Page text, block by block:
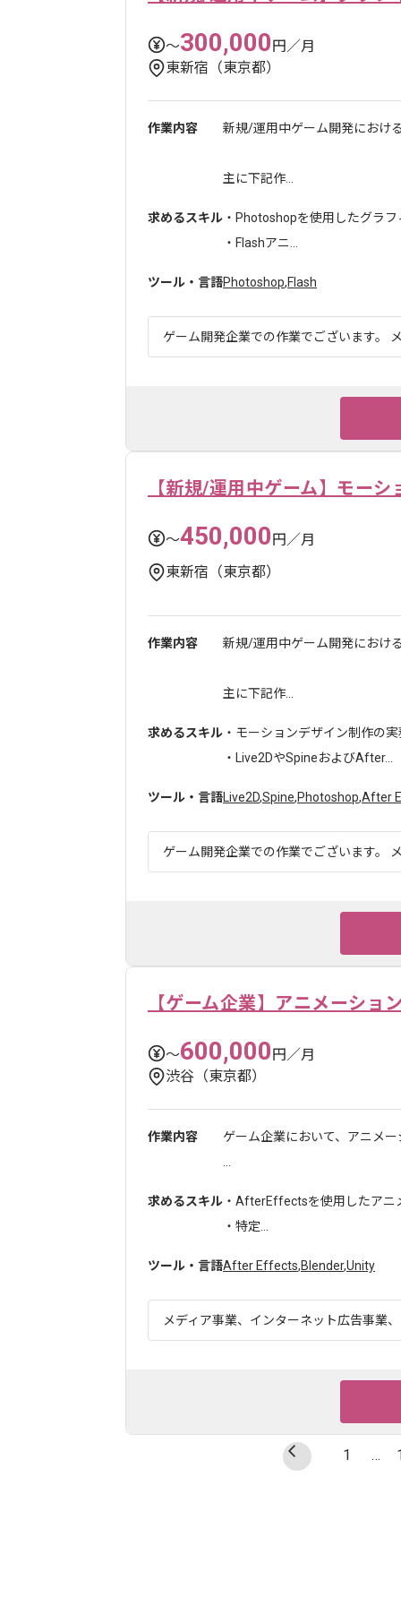
〜300,000円／月
東新宿（東京都）
作業内容 新規/運用中ゲーム開発におけ
主に下記作...
求めるスキル ・Photoshopを使用したグラ
・Flashアニ...
ツール・言語Photoshop,Flash
ゲーム開発企業での作業でございます。
【新規/運用中ゲーム】モーシ
〜450,000円／月
東新宿（東京都）
作業内容 新規/運用中ゲーム開発におけ
主に下記作...
求めるスキル ・モーションデザイン制作の
・Live2DやSpineおよびAfter...
ツール・言語 Live2D,Spine,Photoshop,After
ゲーム開発企業での作業でございます。
【ゲーム企業】アニメーショ
〜600,000円／月
渋谷（東京都）
作業内容
ゲーム企業において、アニメ
求めるスキル ・AfterEffectsを使用したアニ
・特定...
ツール・言語After Effects,Blender,Unity
メディア事業、インターネット広告事業
1 …